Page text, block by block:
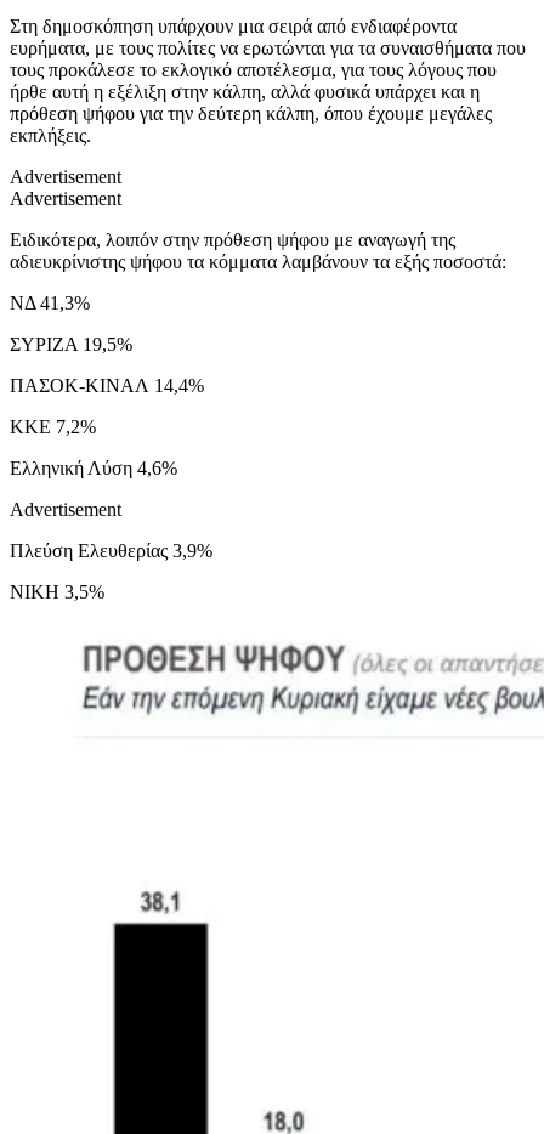
Στη δημοσκόπηση υπάρχουν μια σειρά από ενδιαφέροντα
ευρήματα, με τους πολίτες να ερωτώνται για τα συναισθήματα που
τους προκάλεσε το εκλογικό αποτέλεσμα, για τους λόγους που
ήρθε αυτή η εξέλιξη στην κάλπη, αλλά φυσικά υπάρχει και η
πρόθεση ψήφου για την δεύτερη κάλπη, όπου έχουμε μεγάλες
εκπλήξεις.
Advertisement
Advertisement
Ειδικότερα, λοιπόν στην πρόθεση ψήφου με αναγωγή της
αδιευκρίνιστης ψήφου τα κόμματα λαμβάνουν τα εξής ποσοστά:
ΝΔ 41,3%
ΣΥΡΙΖΑ 19,5%
ΠΑΣΟΚ-ΚΙΝΑΛ 14,4%
ΚΚΕ 7,2%
Ελληνική Λύση 4,6%
Advertisement
Πλεύση Ελευθερίας 3,9%
ΝΙΚΗ 3,5%